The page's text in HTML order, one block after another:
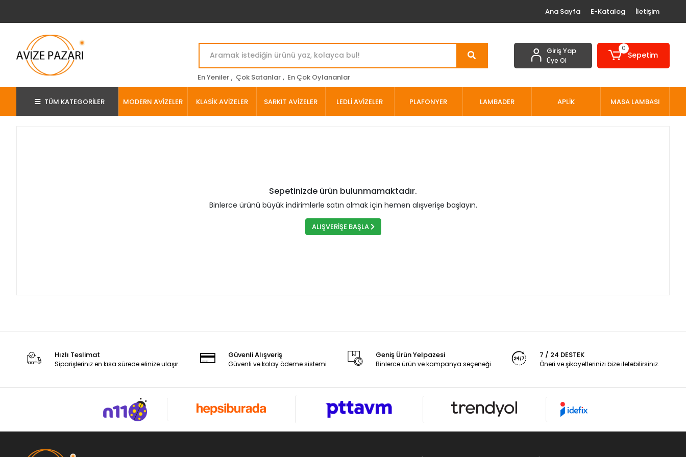
Ana Sayfa E-Katalog İletişim
En Yeniler , Çok Satanlar , En Çok Oylananlar
Giriş Yap
Üye Ol
0
Sepetim
TÜM KATEGORİLER MODERN AVİZELER KLASİK AVİZELER SARKIT AVİZELER LEDLİ AVİZELER PLAFONYER LAMBADER APLİK MASA LAMBASI
Sepetinizde ürün bulunmamaktadır.
Binlerce ürünü büyük indirimlerle satın almak için hemen alışverişe başlayın.
ALIŞVERİŞE BAŞLA
Hızlı Teslimat
Siparişleriniz en kısa sürede elinize ulaşır.
Güvenli Alışveriş
Güvenli ve kolay ödeme sistemi
Geniş Ürün Yelpazesi
Binlerce ürün ve kampanya seçeneği
7 / 24 DESTEK
Öneri ve şikayetlerinizi bize iletebilirsiniz.